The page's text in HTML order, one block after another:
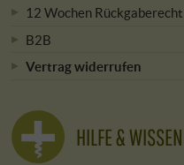
12 Wochen Rückgaberecht
B2B
Vertrag widerrufen
HILFE & WISSEN